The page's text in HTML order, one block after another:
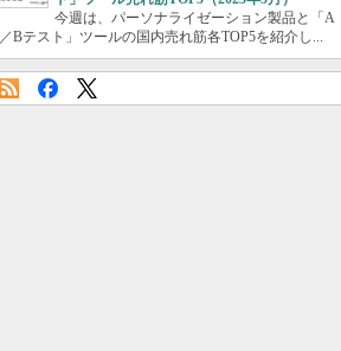
今週は、パーソナライゼーション製品と「A
／Bテスト」ツールの国内売れ筋各TOP5を紹介し...